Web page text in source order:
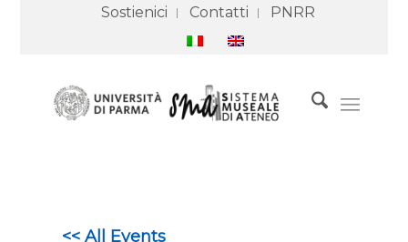
Sostienici Contatti PNRR
<< All Events